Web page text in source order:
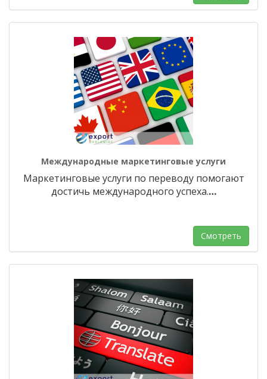
Международные маркетинговые услуги
Маркетинговые услуги по переводу помогают
достичь международного успеха.…
Смотреть